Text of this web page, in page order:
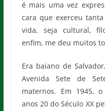
é mais uma vez
cara que exerceu
vida, seja cultural,
enfim, me deu muitos
Era baiano de
Avenida Sete de
maternos. Em 1945,
anos 20 do Século XX